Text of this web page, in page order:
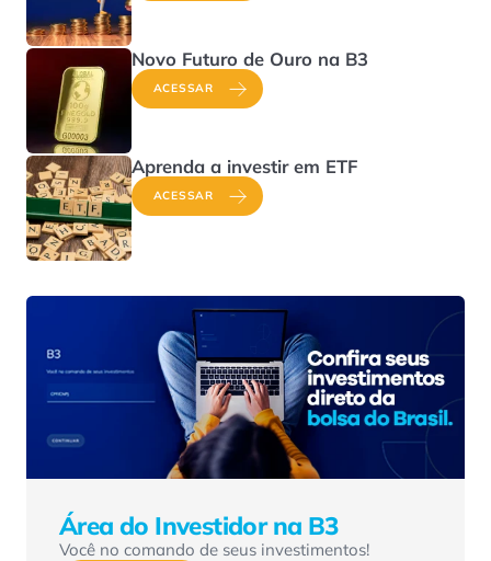
Novo Futuro de Ouro na B3
ACESSAR
Aprenda a investir em ETF
ACESSAR
Área do Investidor na B3
Você no comando de seus investimentos!